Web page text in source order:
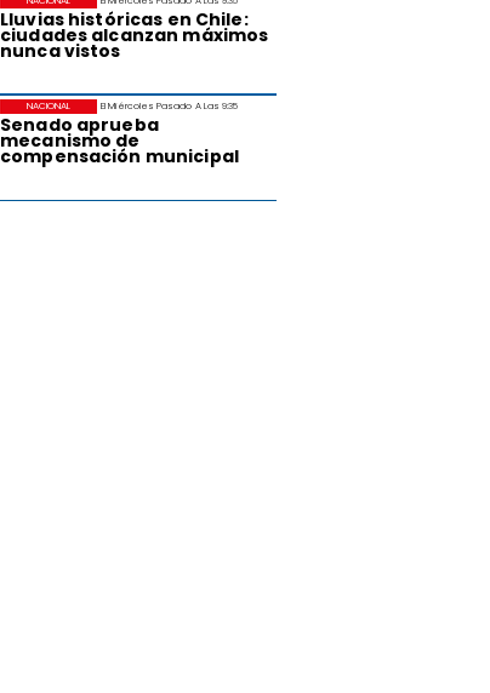
Lluvias históricas en Chile:
ciudades alcanzan máximos
nunca vistos
El Miércoles Pasado A Las 9:35
Senado aprueba
mecanismo de
compensación municipal
NACIONAL